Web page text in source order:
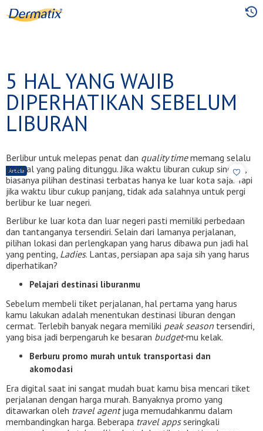
5 HAL YANG WAJIB
DIPERHATIKAN SEBELUM
LIBURAN
Article
Berlibur untuk melepas penat dan quality timememang selalu
jadi hal yang paling ditunggu. Jika waktu liburan cukup singkat,
biasanya pilihan destinasi terbatas hanya ke luar kota saja. Tapi
jika waktu libur cukup panjang, tidak ada salahnya untuk pergi
berlibur ke luar negeri.
Berlibur ke luar kota dan luar negeri pasti memiliki perbedaan
dan tantanganya tersendiri. Selain dari lamanya perjalanan,
pilihan lokasi dan perlengkapan yang harus dibawa pun jadi hal
yang penting, Ladies. Lantas, persiapan apa saja sih yang harus
diperhatikan?
Pelajari destinasi liburanmu
Sebelum membeli tiket perjalanan, hal pertama yang harus
kamu lakukan adalah menentukan destinasi liburan dengan
cermat. Terlebih banyak negara memiliki peak season tersendiri,
yang bisa jadi berpengaruh ke besaran budget-mu kelak.
Berburu promo murah untuk transportasi dan
akomodasi
Era digital saat ini sangat mudah buat kamu bisa mencari tiket
perjalanan dengan harga murah. Banyaknya promo yang
ditawarkan oleh travel agentjuga memudahkanmu dalam
membandingkan harga. Beberapa travel appsseringkali